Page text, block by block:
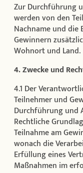
Zur Durchführung
werden von den
Nachname und die
Gewinnern
Wohnort und Land.
4. Zwecke und
4.1 Der
Teilnehmer und
Durchführung und
Rechtliche
Teilnahme am
wonach die
Erfüllung eines
Maßnahmen im